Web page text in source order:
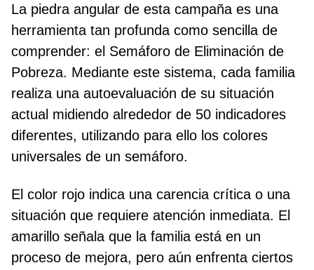
La piedra angular de esta campaña es una
herramienta tan profunda como sencilla de
comprender: el Semáforo de Eliminación de
Pobreza. Mediante este sistema, cada familia
realiza una autoevaluación de su situación
actual midiendo alrededor de 50 indicadores
diferentes, utilizando para ello los colores
universales de un semáforo.
El color rojo indica una carencia crítica o una
situación que requiere atención inmediata. El
amarillo señala que la familia está en un
proceso de mejora, pero aún enfrenta ciertos